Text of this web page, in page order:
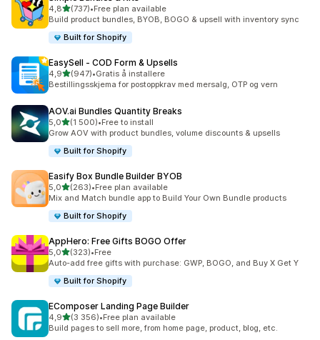
4,8av 5 stjerner
(737)
Totalt 737 omtaler
•Free plan available
Build product bundles, BYOB, BOGO & upsell with inventory sync
Built for Shopify
EasySell ‑ COD Form & Upsells
4,9av 5 stjerner
(947)
Totalt 947 omtaler
•Gratis å installere
Bestillingsskjema for postoppkrav med mersalg, OTP og vern
AOV.ai Bundles Quantity Breaks
5,0av 5 stjerner
(1 500)
Totalt 1500 omtaler
•Free to install
Grow AOV with product bundles, volume discounts & upsells
Built for Shopify
Easify Box Bundle Builder BYOB
5,0av 5 stjerner
(263)
Totalt 263 omtaler
•Free plan available
Mix and Match bundle app to Build Your Own Bundle products
Built for Shopify
AppHero: Free Gifts BOGO Offer
5,0av 5 stjerner
(323)
Totalt 323 omtaler
•Free
Auto-add free gifts with purchase: GWP, BOGO, and Buy X Get Y
Built for Shopify
EComposer Landing Page Builder
4,9av 5 stjerner
(3 356)
Totalt 3356 omtaler
•Free plan available
Build pages to sell more, from home page, product, blog, etc.